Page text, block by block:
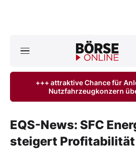
ktuelle Ausgabe BÖRSE
Finanz-Check
+++ attraktive Chance für
Nutzfahrzeugkonzern
EQS-News: SFC
steigert Profitabilität